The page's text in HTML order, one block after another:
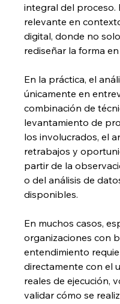
integral del proceso.
relevante en
digital, donde no
rediseñar la forma
En la práctica, el
únicamente en
combinación de
levantamiento de
los involucrados, el
retrabajos y
partir de la
o del análisis de
disponibles.
En muchos casos,
organizaciones con
entendimiento
directamente con el
reales de ejecución,
validar cómo se